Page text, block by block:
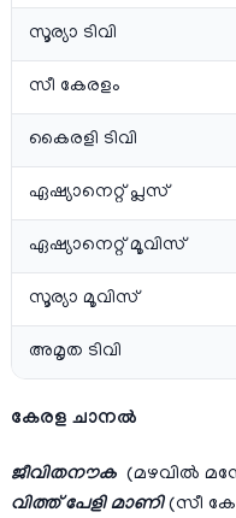
സൂര്യാ ടിവി
സീ കേരളം
കൈരളി ടിവി
ഏഷ്യാനെറ്റ്‌ പ്ലസ്
ഏഷ്യാനെറ്റ്‌ മൂവിസ്
സൂര്യാ മൂവിസ്
അമൃത ടിവി
കേരള ചാനല്‍
ജീവിതനൗക (മഴവില്‍
വിത്ത് പേളി മാണി(സീ